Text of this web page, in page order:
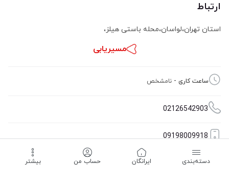
ارتباط
استان تهران،لواسان،محله باستی هیلز،
مسیریابی
ساعت کاری - نامشخص
02126542903
09198009918
دسته‌بندی ‌ایرانگان حساب من بیشتر